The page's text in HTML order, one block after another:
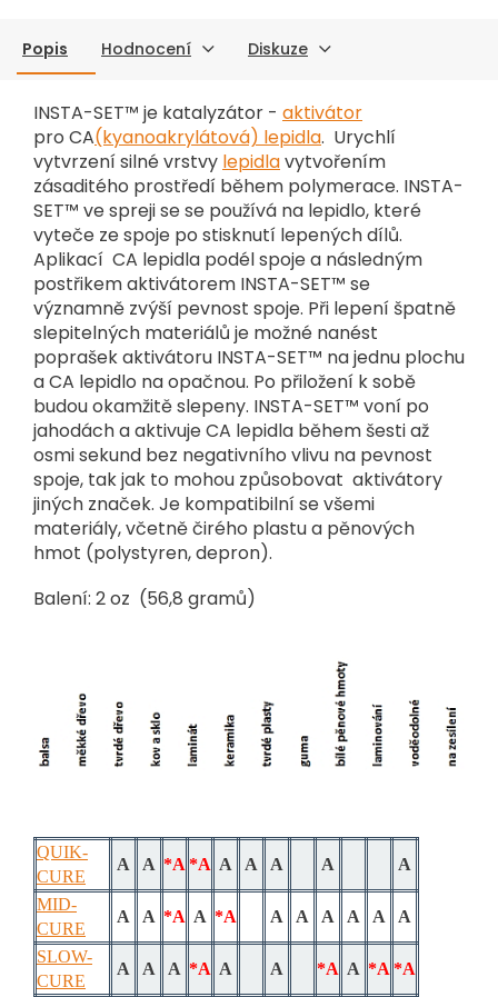
Popis Hodnocení Diskuze
INSTA-SET™ je katalyzátor - aktivátor
pro CA(kyanoakrylátová) lepidla. Urychlí
vytvrzení silné vrstvy lepidlavytvořením
zásaditého prostředí během polymerace. INSTA-
SET™ ve spreji se se používá na lepidlo, které
vyteče ze spoje po stisknutí lepených dílů.
Aplikací CA lepidla podél spoje a následným
postřikem aktivátorem INSTA-SET™ se
významně zvýší pevnost spoje. Při lepení špatně
slepitelných materiálů je možné nanést
poprašek aktivátoru INSTA-SET™ na jednu plochu
a CA lepidlo na opačnou. Po přiložení k sobě
budou okamžitě slepeny. INSTA-SET™ voní po
jahodách a aktivuje CA lepidla během šesti až
osmi sekund bez negativního vlivu na pevnost
spoje, tak jak to mohou způsobovat aktivátory
jiných značek. Je kompatibilní se všemi
materiály, včetně čirého plastu a pěnových
hmot (polystyren, depron).
Balení: 2 oz (56,8 gramů)
QUIK-
CURE
A A *A *A A A A A A
MID-
CURE
A A *A A *A A A A A A A
SLOW-
CURE
A A A *A A A *A A *A *A